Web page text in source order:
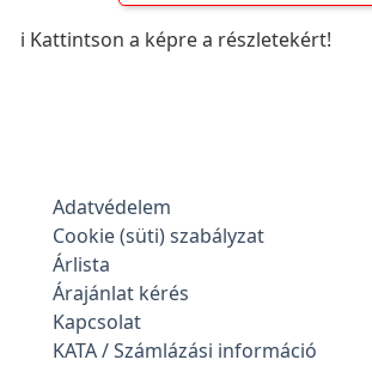
ℹ️ Kattintson a képre a részletekért!
Adatvédelem
Cookie (süti) szabályzat
Árlista
Árajánlat kérés
Kapcsolat
KATA / Számlázási információ